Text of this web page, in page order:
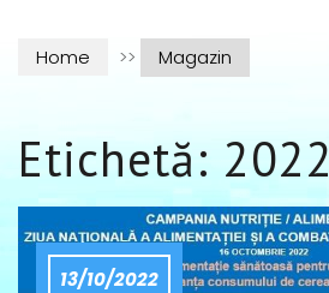
Home >> Magazin
Etichetă: 2022
13/10/2022